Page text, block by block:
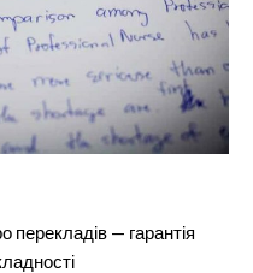
перекладів — гарантія